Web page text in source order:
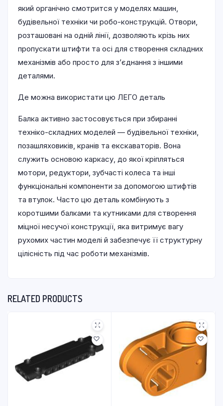
який органічно смотрится у моделях машин,
будівельної техніки чи робо-конструкцій. Отвори,
розташовані на одній лінії, дозволяють крізь них
пропускати штифти та осі для створення складних
механізмів або просто для з’єднання з іншими
деталями.
Де можна використати цю ЛЕГО деталь
Балка активно застосовується при збиранні
техніко-складних моделей — будівельної техніки,
позашляховиків, кранів та екскаваторів. Вона
служить основою каркасу, до якої кріпляться
мотори, редуктори, зубчасті колеса та інші
функціональні компоненти за допомогою штифтів
та втулок. Часто цю деталь комбінують з
коротшими балками та кутниками для створення
міцної несучої конструкції, яка витримує вагу
рухомих частин моделі й забезпечує її структурну
цілісність під час роботи механізмів.
RELATED PRODUCTS